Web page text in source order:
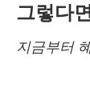
그렇다
지금부터